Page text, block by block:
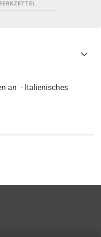
an - Italienisches